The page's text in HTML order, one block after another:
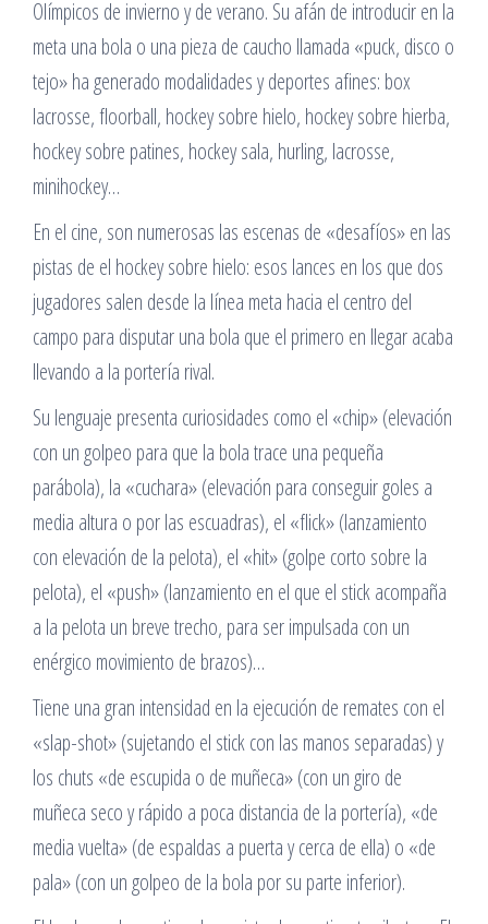
Olímpicos de invierno y de verano. Su afán de introducir en la
meta una bola o una pieza de caucho llamada «puck, disco o
tejo» ha generado modalidades y deportes afines: box
lacrosse, floorball, hockey sobre hielo, hockey sobre hierba,
hockey sobre patines, hockey sala, hurling, lacrosse,
minihockey…
En el cine, son numerosas las escenas de «desafíos» en las
pistas de el hockey sobre hielo: esos lances en los que dos
jugadores salen desde la línea meta hacia el centro del
campo para disputar una bola que el primero en llegar acaba
llevando a la portería rival.
Su lenguaje presenta curiosidades como el «chip» (elevación
con un golpeo para que la bola trace una pequeña
parábola), la «cuchara» (elevación para conseguir goles a
media altura o por las escuadras), el «flick» (lanzamiento
con elevación de la pelota), el «hit» (golpe corto sobre la
pelota), el «push» (lanzamiento en el que el stick acompaña
a la pelota un breve trecho, para ser impulsada con un
enérgico movimiento de brazos)…
Tiene una gran intensidad en la ejecución de remates con el
«slap-shot» (sujetando el stick con las manos separadas) y
los chuts «de escupida o de muñeca» (con un giro de
muñeca seco y rápido a poca distancia de la portería), «de
media vuelta» (de espaldas a puerta y cerca de ella) o «de
pala» (con un golpeo de la bola por su parte inferior).